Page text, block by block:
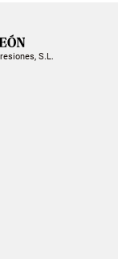
S.L.